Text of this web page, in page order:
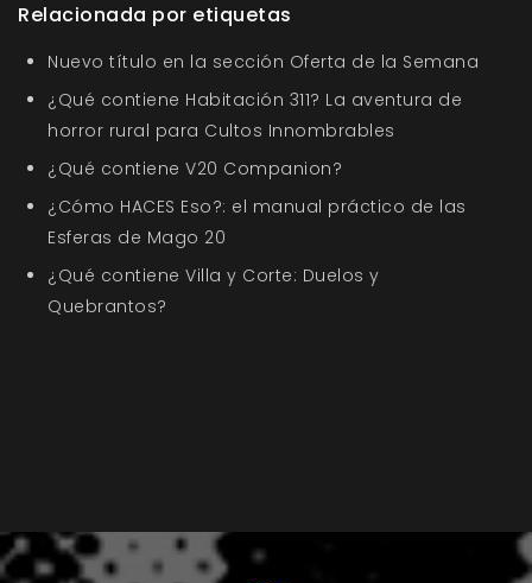
Relacionada por etiquetas
Nuevo título en la sección Oferta de la Semana
¿Qué contiene Habitación 311? La aventura de
horror rural para Cultos Innombrables
¿Qué contiene V20 Companion?
¿Cómo HACES Eso?: el manual práctico de las
Esferas de Mago 20
¿Qué contiene Villa y Corte: Duelos y
Quebrantos?